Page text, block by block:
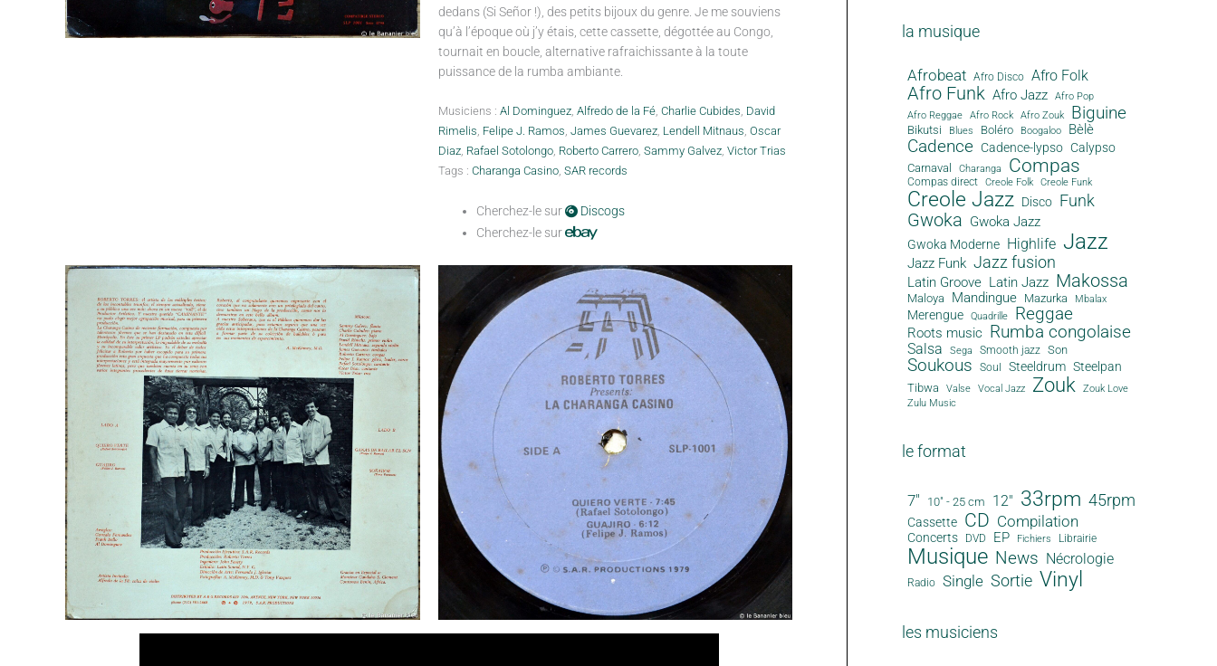
dedans (Si Señor !), des petits bijoux du genre. Je me souviens
qu’à l’époque où j’y étais, cette cassette, dégottée au Congo,
tournait en boucle, alternative rafraichissante à la toute
puissance de la rumba ambiante.
Musiciens : Al Dominguez, Alfredo de la Fé, Charlie Cubides, David
Rimelis, Felipe J. Ramos, James Guevarez, Lendell Mitnaus, Oscar
Diaz, Rafael Sotolongo, Roberto Carrero, Sammy Galvez, Victor Trias
Tags : Charanga Casino, SAR records
Cherchez-le sur
Discogs
Cherchez-le sur
la musique
Afrobeat Afro Disco Afro Folk
Afro Funk Afro Jazz
Afro Pop
Afro Reggae
Afro Rock Afro Zouk Biguine
Bikutsi Blues Boléro Boogaloo Bèlè
Cadence Cadence-lypso Calypso
Carnaval Charanga Compas
Compas direct Creole Folk Creole Funk
Creole Jazz Disco Funk
Gwoka Gwoka Jazz
Gwoka Moderne Highlife Jazz
Jazz Funk Jazz fusion
Latin Groove Latin Jazz Makossa
Maloya Mandingue Mazurka Mbalax
Merengue Quadrille Reggae
Roots music Rumba congolaise
Salsa Sega Smooth jazz Son
Soukous Soul Steeldrum Steelpan
Tibwa Valse Vocal Jazz Zouk
Zouk Love
Zulu Music
le format
7" 10" - 25 cm 12" 33rpm 45rpm
Cassette CD Compilation
Concerts DVD EP Fichiers Librairie
Musique News Nécrologie
Radio Single Sortie Vinyl
les musiciens